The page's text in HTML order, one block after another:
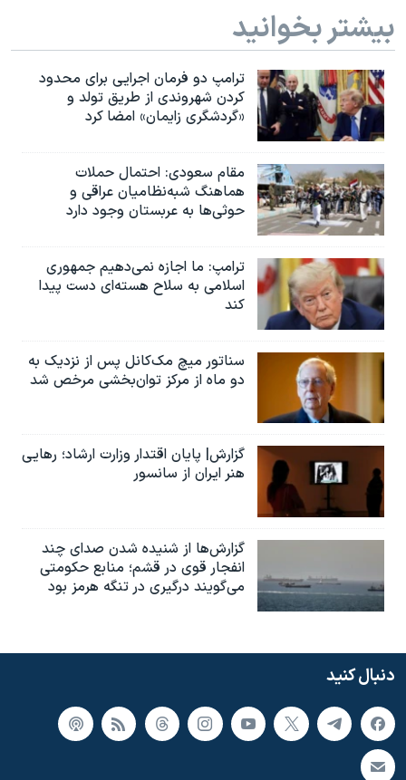
بیشتر بخوانید
ترامپ دو فرمان اجرایی برای محدود
کردن شهروندی از طریق تولد و
«گردشگری زایمان» امضا کرد
مقام سعودی: احتمال حملات
هماهنگ شبه‌نظامیان عراقی و
حوثی‌ها به عربستان وجود دارد
ترامپ: ما اجازه نمی‌دهیم جمهوری
اسلامی به سلاح هسته‌ای دست پیدا
کند
سناتور میچ مک‌کانل پس از نزدیک به
دو ماه از مرکز توان‌بخشی مرخص شد
گزارش| پایان اقتدار وزارت ارشاد؛ رهایی
هنر ایران از سانسور
گزارش‌ها از شنیده شدن صدای چند
انفجار قوی در قشم؛ منابع حکومتی
می‌گویند درگیری در تنگه هرمز بود
دنبال کنید